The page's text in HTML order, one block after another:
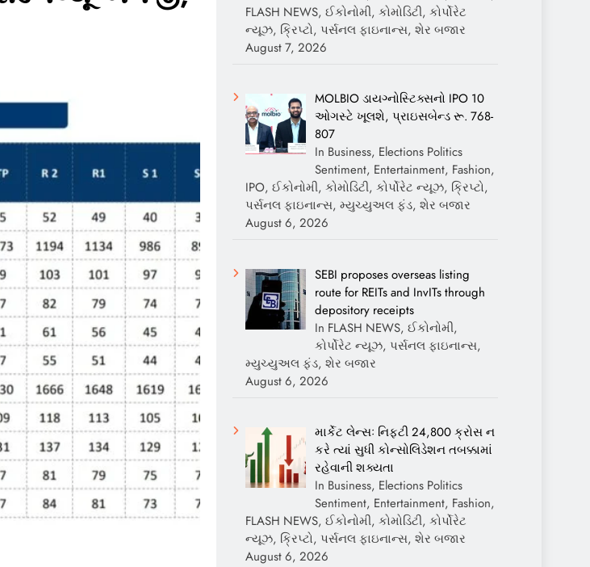
FLASH NEWS, ઈકોનોમી, કોમોડિટી, કોર્પોરેટ
ન્યૂઝ, ક્રિપ્ટો, પર્સનલ ફાઇનાન્સ, શેર બજાર
August 7, 2026
MOLBIO ડાયગ્નોસ્ટિક્સનો IPO 10
ઓગસ્ટે ખૂલશે, પ્રાઇસબેન્ડ રૂ. 768-
807
In Business, Elections Politics
Sentiment, Entertainment, Fashion,
IPO, ઈકોનોમી, કોમોડિટી, કોર્પોરેટ ન્યૂઝ, ક્રિપ્ટો,
પર્સનલ ફાઇનાન્સ, મ્યુચ્યુઅલ ફંડ, શેર બજાર
August 6, 2026
SEBI proposes overseas listing
route for REITs and InvITs through
depository receipts
In FLASH NEWS, ઈકોનોમી,
કોર્પોરેટ ન્યૂઝ, પર્સનલ ફાઇનાન્સ,
મ્યુચ્યુઅલ ફંડ, શેર બજાર
August 6, 2026
માર્કેટ લેન્સઃ નિફ્ટી 24,800 ક્રોસ ન
કરે ત્યાં સુધી કોન્સોલિડેશન તબક્કામાં
રહેવાની શક્યતા
In Business, Elections Politics
Sentiment, Entertainment, Fashion,
FLASH NEWS, ઈકોનોમી, કોમોડિટી, કોર્પોરેટ
ન્યૂઝ, ક્રિપ્ટો, પર્સનલ ફાઇનાન્સ, શેર બજાર
August 6, 2026